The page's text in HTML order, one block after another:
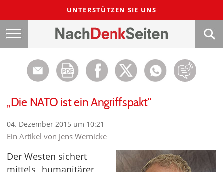
UNTERSTÜTZEN SIE UNS
„Die NATO ist ein Angriffspakt“
04. Dezember 2015 um 10:21
Ein Artikel von Jens Wernicke
Der Westen sichert
mittels „humanitärer